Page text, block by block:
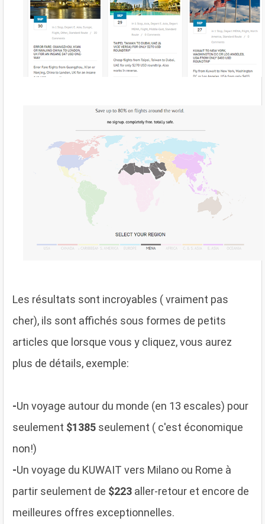
Les résultats sont incroyables ( vraiment pas
cher), ils sont affichés sous formes de petits
articles que lorsque vous y cliquez, vous aurez
plus de détails, exemple:
-Un voyage autour du monde (en 13 escales) pour
seulement $1385 seulement ( c'est économique
non!)
-Un voyage du KUWAIT vers Milano ou Rome à
partir seulement de $223 aller-retour et encore de
meilleures offres exceptionnelles.